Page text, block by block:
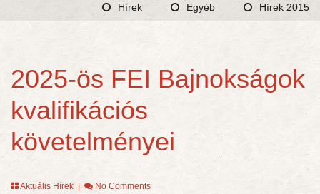
Hírek
Egyéb Hírek 2015
2025-ös FEI Bajnokságok
kvalifikációs
követelményei
Aktuális Hírek No Comments